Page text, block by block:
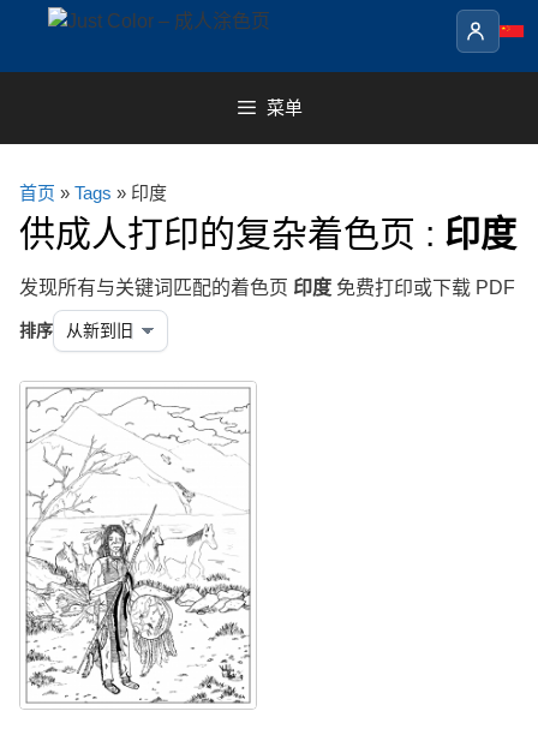
content
菜单
首页 » Tags » 印度
供成人打印的复杂着色页 : 印度
发现所有与关键词匹配的着色页 印度 免费打印或下载 PDF
排序